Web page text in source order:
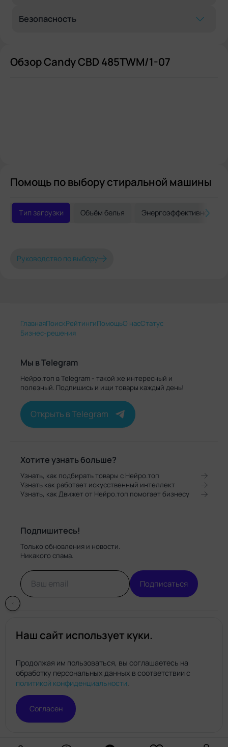
Безопасность
Обзор Candy CBD 485TWM/1-07
Помощь по выбору стиральной машины
Тип загрузки Объём белья Энергоэффективность
Руководство по выбору
ГлавнаяПоискРейтингиПомощьО насСтатус
Бизнес-решения
Мы в Telegram
Нейро.топ в Telegram - такой же интересный и
полезный. Подпишись и ищи товары каждый день!
Открыть в Telegram
Хотите узнать больше?
Узнать, как подбирать товары с Нейро.топ
Узнать как работает искусственный интеллект
Узнать, как Движет от Нейро.топ помогает бизнесу
Подпишитесь!
Только обновления и новости.
Никакого спама.
Подписаться
Нейро.топ
© Нейро.топ 2026. Все права защищены.
Политика конфиденциальности
сайтом
Наш сайт использует куки.
Продолжая им пользоваться, вы соглашаетесь на
обработку персональных данных в соответствии с
политикой конфиденциальности.
Согласен